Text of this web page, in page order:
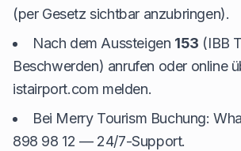
(per Gesetz sichtbar anzubringen).
Nach dem Aussteigen 153 (IBB
Beschwerden) anrufen oder online
istairport.com melden.
Bei Merry Tourism Buchung:
898 98 12 — 24/7-Support.